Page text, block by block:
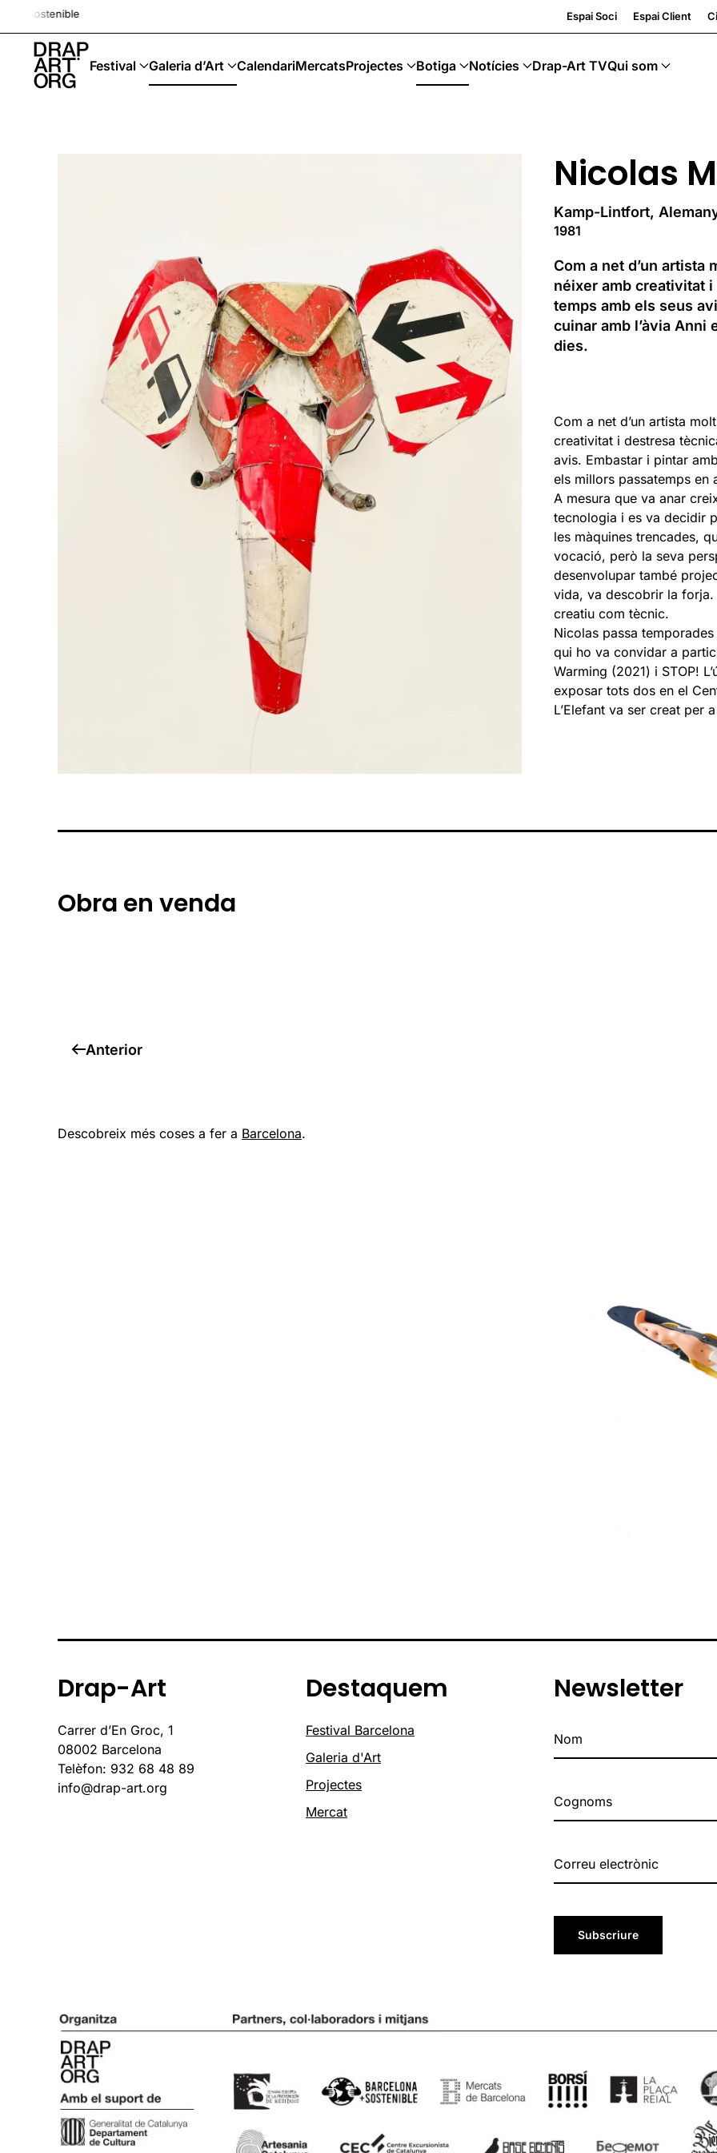
Skip to main content
Espai Soci Espai Client
Festival Galeria d’Art CalendariMercatsProjectes Botiga Notícies Drap-Art TVQui som
Nicolas
Kamp-Lintfort,
1981
Com a net d’un artista
néixer amb creativitat
temps amb els seus
cuinar amb l’àvia
dies.
Com a net d’un artista
creativitat i destresa
avis. Embastar i pintar
els millors passatemps en
A mesura que va anar
tecnologia i es va decidir
les màquines trencades,
vocació, però la seva
desenvolupar també
vida, va descobrir la
creatiu com tècnic.
Nicolas passa
qui ho va convidar a
Warming (2021) i STOP!
exposar tots dos en el
L’Elefant va ser creat per
Obra en venda
Anterior
Descobreix més coses a fer a Barcelona.
Drap-Art
Carrer d’En Groc, 1
08002 Barcelona
Telèfon: 932 68 48 89
info@drap-art.org
Destaquem
Festival Barcelona
Galeria d'Art
Projectes
Mercat
Newsletter
Subscriure